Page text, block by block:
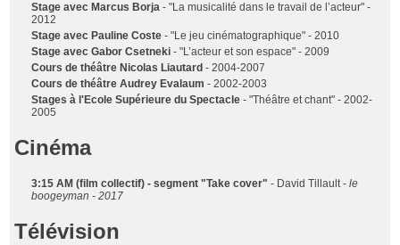
Stage avec Marcus Borja - "La musicalité dans le travail de l’acteur" -
2012
Stage avec Pauline Coste - "Le jeu cinématographique" - 2010
Stage avec Gabor Csetneki - "L’acteur et son espace" - 2009
Cours de théâtre Nicolas Liautard - 2004-2007
Cours de théâtre Audrey Evalaum - 2002-2003
Stages à l'Ecole Supérieure du Spectacle - "Théâtre et chant" - 2002-
2005
Cinéma
3:15 AM (film collectif) - segment "Take cover" - David Tillault -le
boogeyman - 2017
Télévision